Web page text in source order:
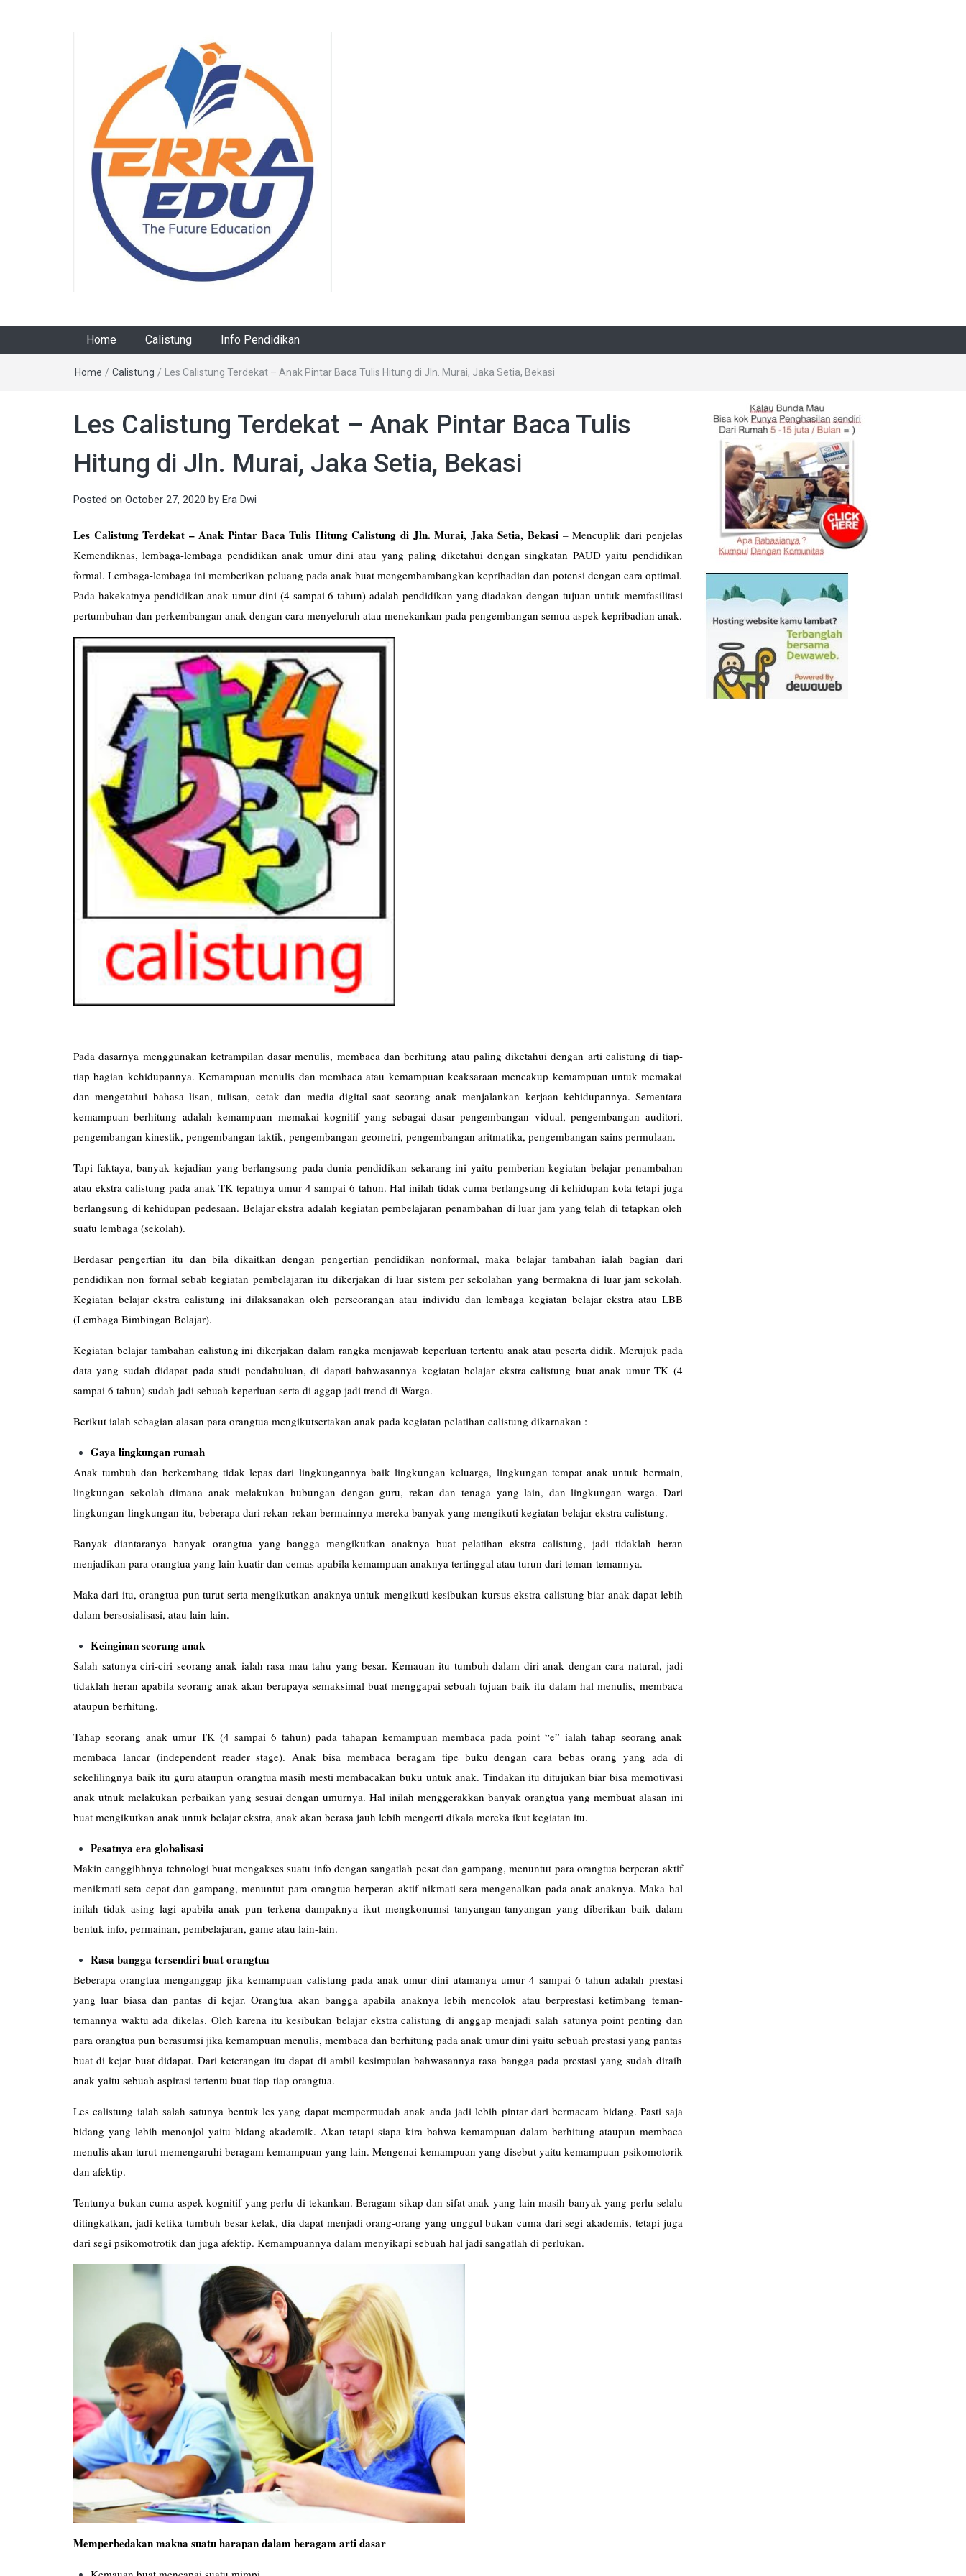
Home Calistung Info Pendidikan
Home / Calistung / Les Calistung Terdekat – Anak Pintar Baca Tulis Hitung di Jln. Murai, Jaka Setia, Bekasi
Les Calistung Terdekat – Anak Pintar Baca Tulis
Hitung di Jln. Murai, Jaka Setia, Bekasi
Posted on October 27, 2020 by Era Dwi
Les Calistung Terdekat – Anak Pintar Baca Tulis Hitung Calistung di Jln. Murai, Jaka Setia, Bekasi –Mencuplik dari penjelas
Kemendiknas, lembaga-lembaga pendidikan anak umur dini atau yang paling diketahui dengan singkatan PAUD yaitu pendidikan
formal. Lembaga-lembaga ini memberikan peluang pada anak buat mengembambangkan kepribadian dan potensi dengan cara optimal.
Pada hakekatnya pendidikan anak umur dini (4 sampai 6 tahun) adalah pendidikan yang diadakan dengan tujuan untuk memfasilitasi
pertumbuhan dan perkembangan anak dengan cara menyeluruh atau menekankan pada pengembangan semua aspek kepribadian anak.
Pada dasarnya menggunakan ketrampilan dasar menulis, membaca dan berhitung atau paling diketahui dengan arti calistung di tiap-
tiap bagian kehidupannya. Kemampuan menulis dan membaca atau kemampuan keaksaraan mencakup kemampuan untuk memakai
dan mengetahui bahasa lisan, tulisan, cetak dan media digital saat seorang anak menjalankan kerjaan kehidupannya. Sementara
kemampuan berhitung adalah kemampuan memakai kognitif yang sebagai dasar pengembangan vidual, pengembangan auditori,
pengembangan kinestik, pengembangan taktik, pengembangan geometri, pengembangan aritmatika, pengembangan sains permulaan.
Tapi faktaya, banyak kejadian yang berlangsung pada dunia pendidikan sekarang ini yaitu pemberian kegiatan belajar penambahan
atau ekstra calistung pada anak TK tepatnya umur 4 sampai 6 tahun. Hal inilah tidak cuma berlangsung di kehidupan kota tetapi juga
berlangsung di kehidupan pedesaan. Belajar ekstra adalah kegiatan pembelajaran penambahan di luar jam yang telah di tetapkan oleh
suatu lembaga (sekolah).
Berdasar pengertian itu dan bila dikaitkan dengan pengertian pendidikan nonformal, maka belajar tambahan ialah bagian dari
pendidikan non formal sebab kegiatan pembelajaran itu dikerjakan di luar sistem per sekolahan yang bermakna di luar jam sekolah.
Kegiatan belajar ekstra calistung ini dilaksanakan oleh perseorangan atau individu dan lembaga kegiatan belajar ekstra atau LBB
(Lembaga Bimbingan Belajar).
Kegiatan belajar tambahan calistung ini dikerjakan dalam rangka menjawab keperluan tertentu anak atau peserta didik. Merujuk pada
data yang sudah didapat pada studi pendahuluan, di dapati bahwasannya kegiatan belajar ekstra calistung buat anak umur TK (4
sampai 6 tahun) sudah jadi sebuah keperluan serta di aggap jadi trend di Warga.
Berikut ialah sebagian alasan para orangtua mengikutsertakan anak pada kegiatan pelatihan calistung dikarnakan :
Gaya lingkungan rumah
Anak tumbuh dan berkembang tidak lepas dari lingkungannya baik lingkungan keluarga, lingkungan tempat anak untuk bermain,
lingkungan sekolah dimana anak melakukan hubungan dengan guru, rekan dan tenaga yang lain, dan lingkungan warga. Dari
lingkungan-lingkungan itu, beberapa dari rekan-rekan bermainnya mereka banyak yang mengikuti kegiatan belajar ekstra calistung.
Banyak diantaranya banyak orangtua yang bangga mengikutkan anaknya buat pelatihan ekstra calistung, jadi tidaklah heran
menjadikan para orangtua yang lain kuatir dan cemas apabila kemampuan anaknya tertinggal atau turun dari teman-temannya.
Maka dari itu, orangtua pun turut serta mengikutkan anaknya untuk mengikuti kesibukan kursus ekstra calistung biar anak dapat lebih
dalam bersosialisasi, atau lain-lain.
Keinginan seorang anak
Salah satunya ciri-ciri seorang anak ialah rasa mau tahu yang besar. Kemauan itu tumbuh dalam diri anak dengan cara natural, jadi
tidaklah heran apabila seorang anak akan berupaya semaksimal buat menggapai sebuah tujuan baik itu dalam hal menulis, membaca
ataupun berhitung.
Tahap seorang anak umur TK (4 sampai 6 tahun) pada tahapan kemampuan membaca pada point “e” ialah tahap seorang anak
membaca lancar (independent reader stage). Anak bisa membaca beragam tipe buku dengan cara bebas orang yang ada di
sekelilingnya baik itu guru ataupun orangtua masih mesti membacakan buku untuk anak. Tindakan itu ditujukan biar bisa memotivasi
anak utnuk melakukan perbaikan yang sesuai dengan umurnya. Hal inilah menggerakkan banyak orangtua yang membuat alasan ini
buat mengikutkan anak untuk belajar ekstra, anak akan berasa jauh lebih mengerti dikala mereka ikut kegiatan itu.
Pesatnya era globalisasi
Makin canggihhnya tehnologi buat mengakses suatu info dengan sangatlah pesat dan gampang, menuntut para orangtua berperan aktif
menikmati seta cepat dan gampang, menuntut para orangtua berperan aktif nikmati sera mengenalkan pada anak-anaknya. Maka hal
inilah tidak asing lagi apabila anak pun terkena dampaknya ikut mengkonumsi tanyangan-tanyangan yang diberikan baik dalam
bentuk info, permainan, pembelajaran, game atau lain-lain.
Rasa bangga tersendiri buat orangtua
Beberapa orangtua menganggap jika kemampuan calistung pada anak umur dini utamanya umur 4 sampai 6 tahun adalah prestasi
yang luar biasa dan pantas di kejar. Orangtua akan bangga apabila anaknya lebih mencolok atau berprestasi ketimbang teman-
temannya waktu ada dikelas. Oleh karena itu kesibukan belajar ekstra calistung di anggap menjadi salah satunya point penting dan
para orangtua pun berasumsi jika kemampuan menulis, membaca dan berhitung pada anak umur dini yaitu sebuah prestasi yang pantas
buat di kejar buat didapat. Dari keterangan itu dapat di ambil kesimpulan bahwasannya rasa bangga pada prestasi yang sudah diraih
anak yaitu sebuah aspirasi tertentu buat tiap-tiap orangtua.
Lescalistung ialah salah satunya bentuk les yang dapat mempermudah anak anda jadi lebih pintar dari bermacam bidang. Pasti saja
bidang yang lebih menonjol yaitu bidang akademik. Akan tetapi siapa kira bahwa kemampuan dalam berhitung ataupun membaca
menulis akan turut memengaruhi beragam kemampuan yang lain. Mengenai kemampuan yang disebut yaitu kemampuan psikomotorik
dan afektip.
Tentunya bukan cuma aspek kognitif yang perlu di tekankan. Beragam sikap dan sifat anak yang lain masih banyak yang perlu selalu
ditingkatkan, jadi ketika tumbuh besar kelak, dia dapat menjadi orang-orang yang unggul bukan cuma dari segi akademis, tetapi juga
dari segi psikomotrotik dan juga afektip. Kemampuannya dalam menyikapi sebuah hal jadi sangatlah di perlukan.
Memperbedakan makna suatu harapan dalam beragam arti dasar